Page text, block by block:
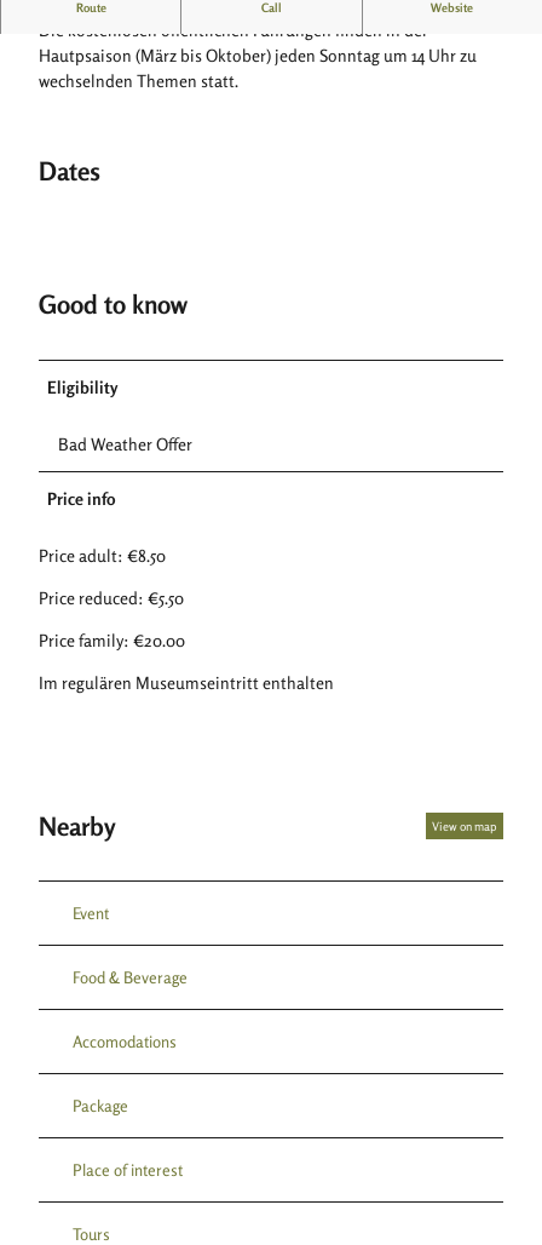
Route Call Website
Die kostenlosen öffentlichen Führungen finden in der
Hautpsaison (März bis Oktober) jeden Sonntag um 14 Uhr zu
wechselnden Themen statt.
Dates
Good to know
Eligibility
Bad Weather Offer
Price info
Price adult: €8.50
Price reduced: €5.50
Price family: €20.00
Im regulären Museumseintritt enthalten
Nearby View on map
Event
Food & Beverage
Accomodations
Package
Place of interest
Tours